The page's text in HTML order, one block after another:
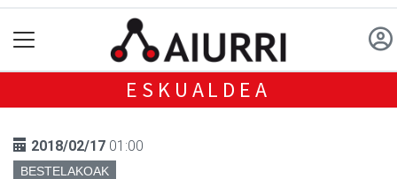
ESKUALDEA
2018/02/17 01:00
BESTELAKOAK